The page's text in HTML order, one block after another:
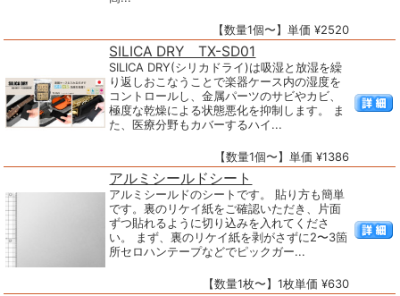
【数量1個〜】単価 ¥2520
SILICA DRY TX-SD01
SILICA DRY(シリカドライ)は吸湿と放湿を繰
り返しおこなうことで楽器ケース内の湿度を
コントロールし、金属パーツのサビやカビ、
極度な乾燥による状態悪化を抑制します。 ま
た、医療分野もカバーするハイ...
【数量1個〜】単価 ¥1386
アルミシールドシート
アルミシールドのシートです。 貼り方も簡単
です。裏のリケイ紙をご確認いただき、片面
ずつ貼れるように切り込みを入れてくださ
い。 まず、裏のリケイ紙を剥がさずに2〜3箇
所セロハンテープなどでピックガー...
【数量1枚〜】1枚単価 ¥630